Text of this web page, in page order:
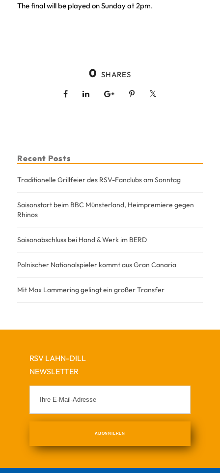
The final will be played on Sunday at 2pm.
0 SHARES
Recent Posts
Traditionelle Grillfeier des RSV-Fanclubs am Sonntag
Saisonstart beim BBC Münsterland, Heimpremiere gegen
Rhinos
Saisonabschluss bei Hand & Werk im BERD
Polnischer Nationalspieler kommt aus Gran Canaria
Mit Max Lammering gelingt ein großer Transfer
RSV LAHN-DILL
NEWSLETTER